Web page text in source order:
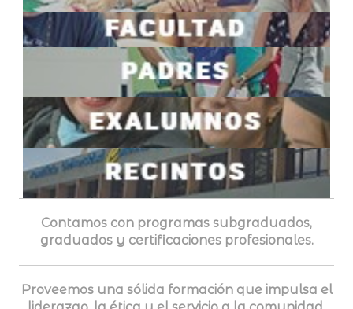
[listmenu menu="facultad" menu_class="menu-class"]
[listmenu menu="padres" menu_class="menu-class"]
[listmenu menu="exalumnos" menu_class="menu-class"]
[listmenu menu="recintos" menu_class="menu-class"]
Contamos con programas subgraduados,
graduados y certificaciones profesionales.
Proveemos una sólida formación que impulsa el